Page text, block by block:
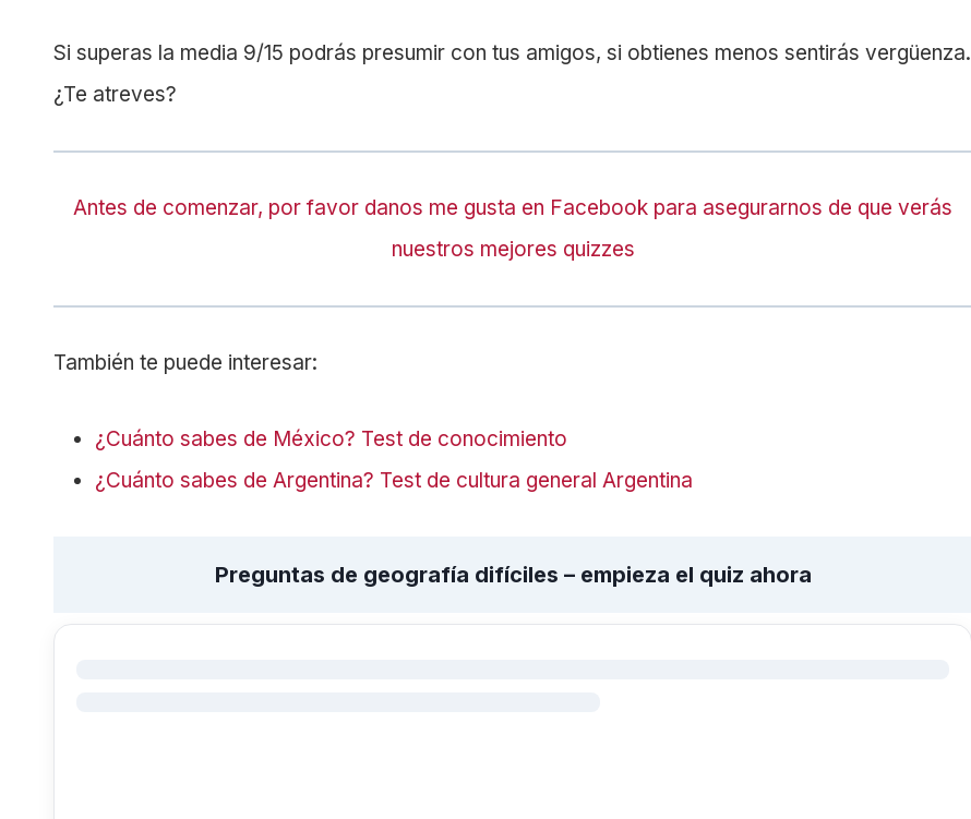
Si superas la media 9/15 podrás presumir con tus amigos, si obtienes menos sentirás vergüenza.
¿Te atreves?
Antes de comenzar, por favor danos me gusta en Facebook para asegurarnos de que verás
nuestros mejores quizzes
También te puede interesar:
¿Cuánto sabes de México? Test de conocimiento
¿Cuánto sabes de Argentina? Test de cultura general Argentina
Preguntas de geografía difíciles – empieza el quiz ahora